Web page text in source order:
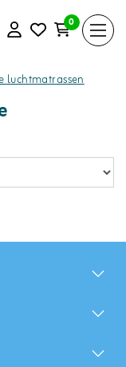
0
luchtmatrassen